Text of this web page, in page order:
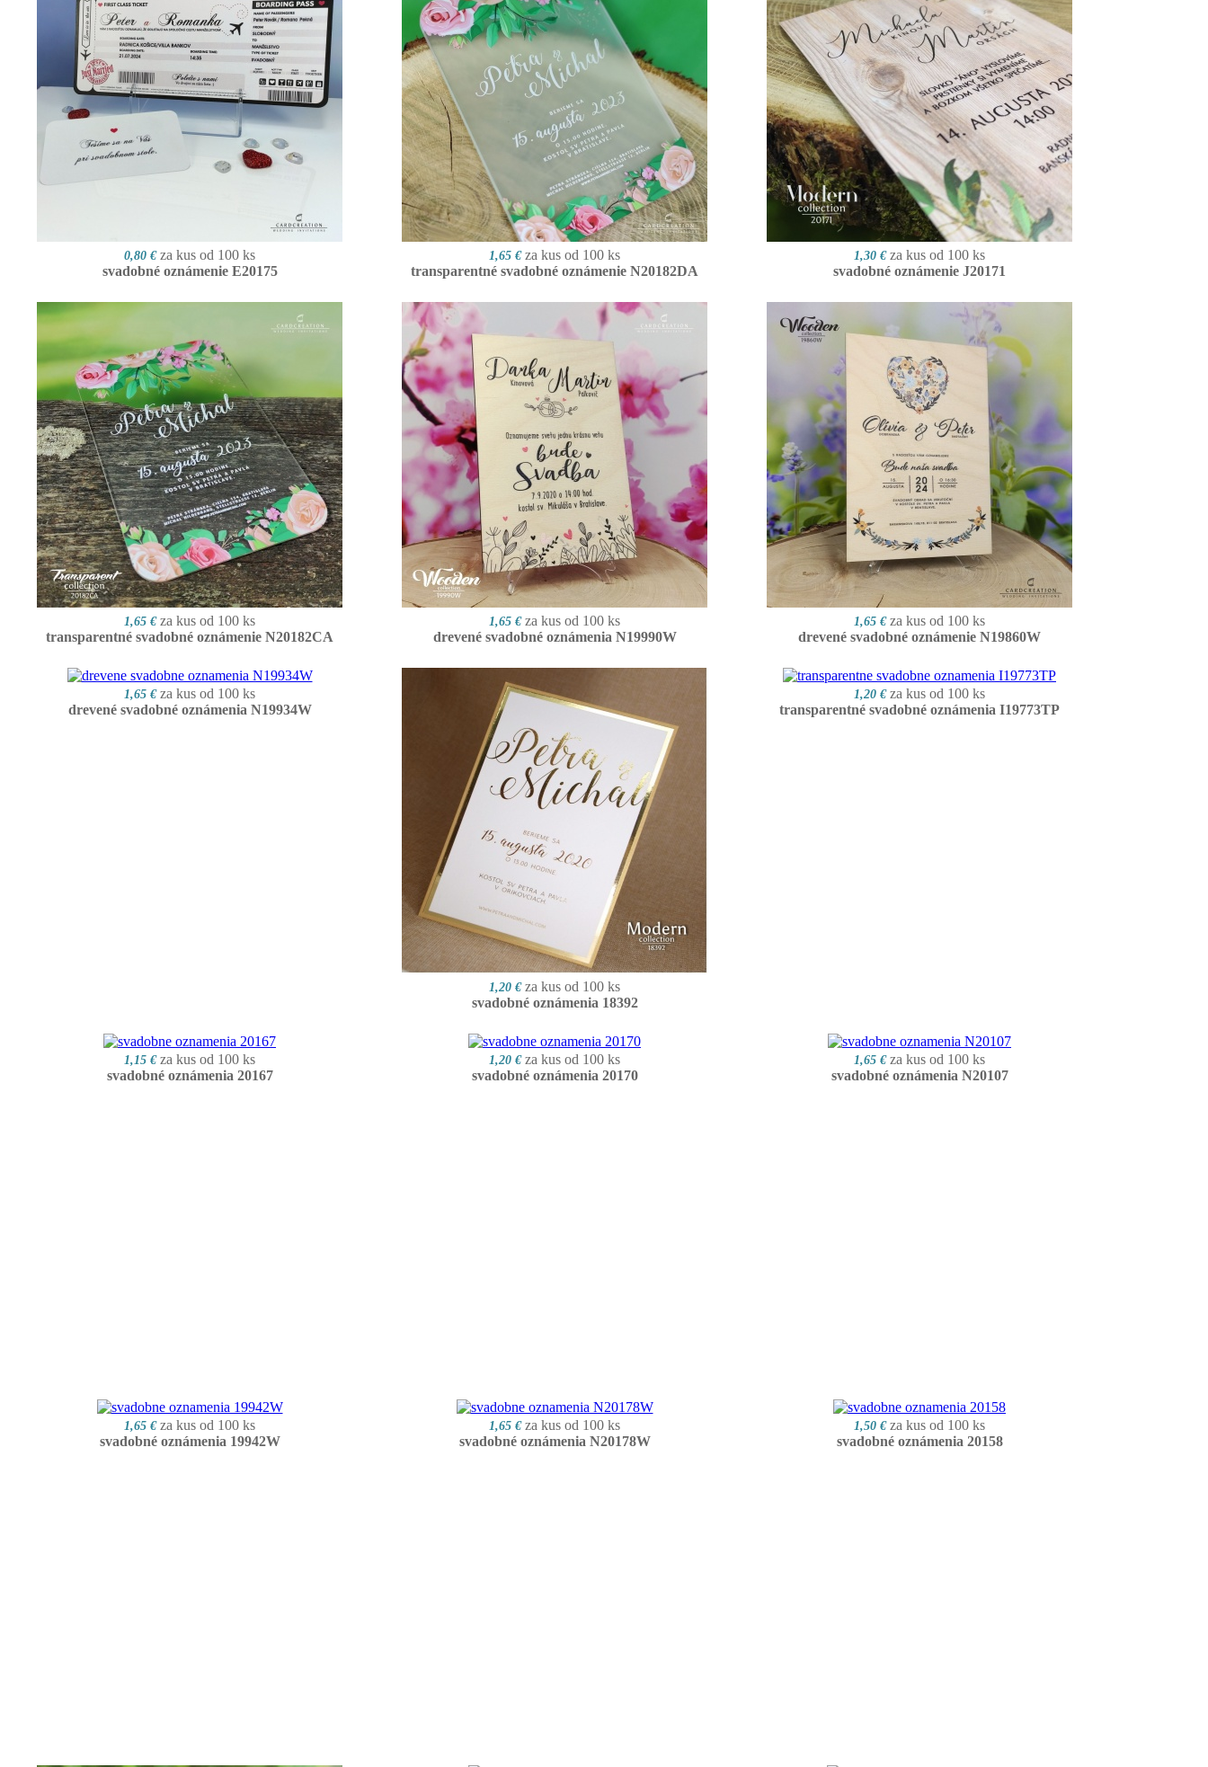
0,80 € za kus od 100 ks
svadobné oznámenie E20175
1,65 € za kus od 100 ks
transparentné svadobné oznámenie N20182DA
1,30 € za kus od 100 ks
svadobné oznámenie J20171
1,65 € za kus od 100 ks
transparentné svadobné oznámenie N20182CA
1,65 € za kus od 100 ks
drevené svadobné oznámenia N19990W
1,65 € za kus od 100 ks
drevené svadobné oznámenie N19860W
1,65 € za kus od 100 ks
drevené svadobné oznámenia N19934W
1,20 € za kus od 100 ks
svadobné oznámenia 18392
1,20 € za kus od 100 ks
transparentné svadobné oznámenia I19773TP
1,15 € za kus od 100 ks
svadobné oznámenia 20167
1,20 € za kus od 100 ks
svadobné oznámenia 20170
1,65 € za kus od 100 ks
svadobné oznámenia N20107
1,65 € za kus od 100 ks
svadobné oznámenia 19942W
1,65 € za kus od 100 ks
svadobné oznámenia N20178W
1,50 € za kus od 100 ks
svadobné oznámenia 20158